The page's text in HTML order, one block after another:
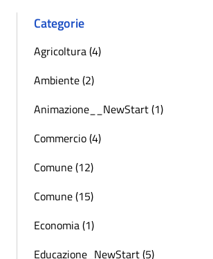
Categorie
Agricoltura (4)
Ambiente (2)
Animazione__NewStart (1)
Commercio (4)
Comune (12)
Comune (15)
Economia (1)
Educazione_NewStart (5)